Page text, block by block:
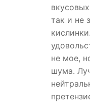
так и не
не мое,
шума.